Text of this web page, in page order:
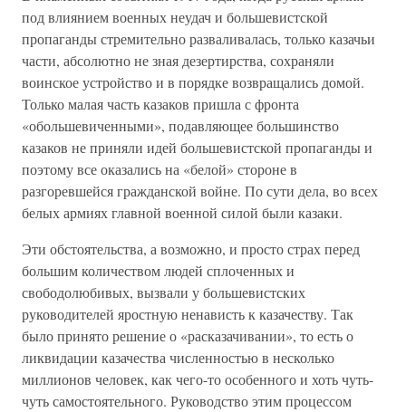
под влиянием военных неудач и большевистской
пропаганды стремительно разваливалась, только казачьи
части, абсолютно не зная дезертирства, сохраняли
воинское устройство и в порядке возвращались домой.
Только малая часть казаков пришла с фронта
«обольшевиченными», подавляющее большинство
казаков не приняли идей большевистской пропаганды и
поэтому все оказались на «белой» стороне в
разгоревшейся гражданской войне. По сути дела, во всех
белых армиях главной военной силой были казаки.
Эти обстоятельства, а возможно, и просто страх перед
большим количеством людей сплоченных и
свободолюбивых, вызвали у большевистских
руководителей яростную ненависть к казачеству. Так
было принято решение о «расказачивании», то есть о
ликвидации казачества численностью в несколько
миллионов человек, как чего-то особенного и хоть чуть-
чуть самостоятельного. Руководство этим процессом